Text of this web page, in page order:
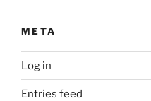
META
Log in
Entries feed